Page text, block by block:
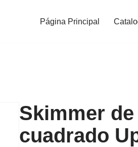
Página Principal
Skimmer
cuadrado